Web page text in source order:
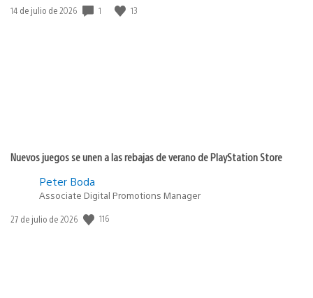
Fecha
14 de julio de 2026 1 13
Nuevos juegos se unen a las rebajas de verano de PlayStation Store
Peter Boda
Associate Digital Promotions Manager
Fecha
27 de julio de 2026 116